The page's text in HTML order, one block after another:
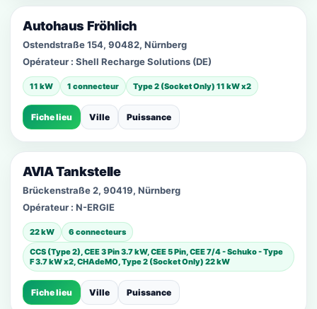
Autohaus Fröhlich
Ostendstraße 154, 90482, Nürnberg
Opérateur : Shell Recharge Solutions (DE)
11 kW 1 connecteur Type 2 (Socket Only) 11 kW x2
Fiche lieu Ville Puissance
AVIA Tankstelle
Brückenstraße 2, 90419, Nürnberg
Opérateur : N-ERGIE
22 kW
6 connecteurs
CCS (Type 2), CEE 3 Pin 3.7 kW, CEE 5 Pin, CEE 7/4 - Schuko - Type
F 3.7 kW x2, CHAdeMO, Type 2 (Socket Only) 22 kW
Fiche lieu Ville Puissance